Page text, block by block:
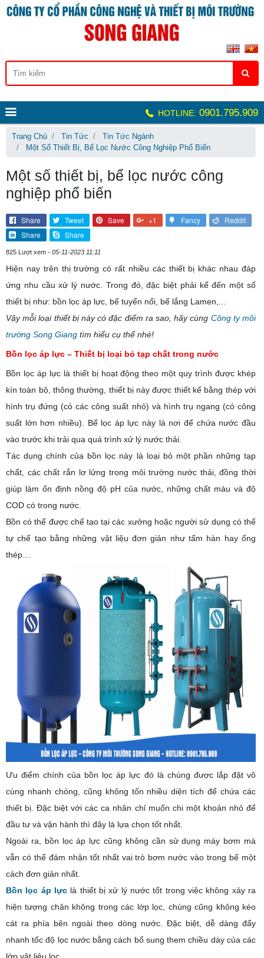
HOTLINE: 0901.795.909
Trang Chủ Tin Tức
Tin Tức Ngành
Một Số Thiết Bị, Bể Lọc Nước Công Nghiệp Phổ Biến
Một số thiết bị, bể lọc nước công
nghiệp phổ biến
Share Tweet Save +1 Fancy
Reddit
Share
Share
825 Lượt xem - 05-11-2023 11:11
Hiện nay trên thị trường có rất nhiều các thiết bị khác nhau đáp
ứng nhu cầu xử lý nước. Trong đó, đặc biệt phải kể đến một số
thiết bị như: bồn lọc áp lực, bể tuyển nổi, bể lắng Lamen,...
Vậy mỗi loại thiết bị này có đặc điểm ra sao, hãy cùng Công ty môi
trường Song Giang tìm hiểu cụ thể nhé!
Bồn lọc áp lực – Thiết bị loại bỏ tạp chất trong nước
Bồn lọc áp lực là thiết bị hoạt động theo một quy trình được khép
kín toàn bộ, thông thường, thiết bị này được thiết kế bằng thép với
hình trụ đứng (có các công suất nhỏ) và hình trụ ngang (có công
suất lớn hơn nhiều). Bể lọc áp lực này là nơi để chứa nước đầu
vào trước khi trải qua quá trình xử lý nước thải.
Tác dụng chính của bồn lọc này là loại bỏ một phần những tạp
chất, các chất rắn lơ lửng trong môi trường nước thải, đồng thời
giúp làm ổn định nồng độ pH của nước, những chất màu và độ
COD có trong nước.
Bồn có thể được chế tạo tại các xưởng hoặc người sử dụng có thể
tự chế tạo bằng những vật liệu đơn giản như tấm hàn hay ống
thép…
Ưu điểm chính của bồn lọc áp lực đó là chúng được lắp đặt vô
cùng nhanh chóng, cũng không tốn nhiều diện tích để chứa các
thiết bị. Đặc biệt với các ca nhân chỉ muốn chi một khoản nhỏ để
đầu tư và vận hành thì đây là lựa chọn tốt nhất.
Ngoài ra, bồn lọc áp lực cũng không cần sử dụng máy bơm mà
vẫn có thể đảm nhận tốt nhất vai trò bơm nước vào trong bể một
cách đơn giản nhất.
Bồn lọc áp lực là thiết bị xử lý nước tốt trong việc không xảy ra
hiện tượng chân không trong các lớp lọc, chúng cũng không kéo
cát ra phía bên ngoài theo dòng nước. Đặc biệt, dễ dàng đẩy
nhanh tốc độ lọc nước bằng cách bổ sung them chiều dày của các
lớp vật liệu lọc.